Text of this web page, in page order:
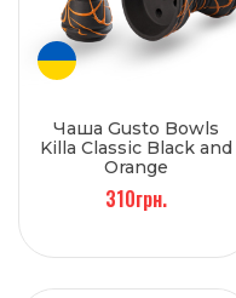
Чаша Gusto Bowls
Killa Classic Black and
Orange
310грн.